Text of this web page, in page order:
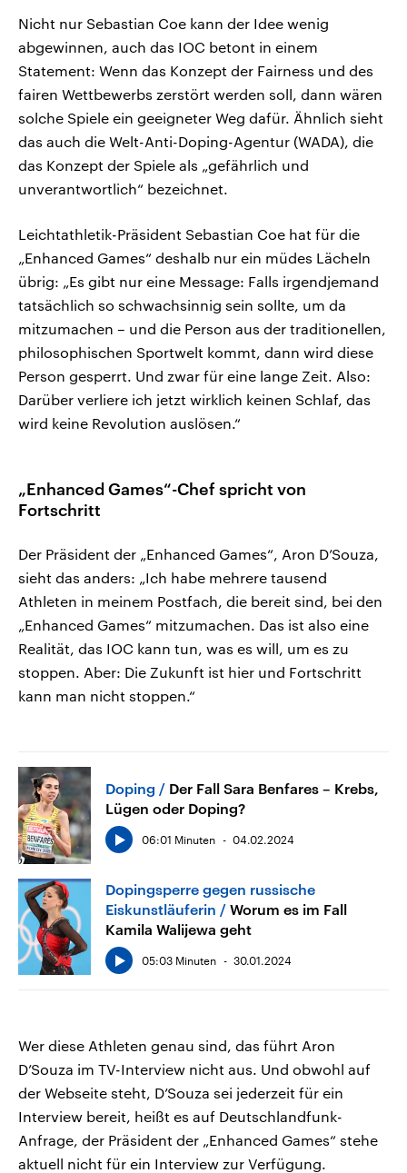
Nicht nur Sebastian Coe kann der Idee wenig
abgewinnen, auch das IOC betont in einem
Statement: Wenn das Konzept der Fairness und des
fairen Wettbewerbs zerstört werden soll, dann wären
solche Spiele ein geeigneter Weg dafür. Ähnlich sieht
das auch die Welt-Anti-Doping-Agentur (WADA), die
das Konzept der Spiele als „gefährlich und
unverantwortlich“ bezeichnet.
Leichtathletik-Präsident Sebastian Coe hat für die
„Enhanced Games“ deshalb nur ein müdes Lächeln
übrig: „Es gibt nur eine Message: Falls irgendjemand
tatsächlich so schwachsinnig sein sollte, um da
mitzumachen – und die Person aus der traditionellen,
philosophischen Sportwelt kommt, dann wird diese
Person gesperrt. Und zwar für eine lange Zeit. Also:
Darüber verliere ich jetzt wirklich keinen Schlaf, das
wird keine Revolution auslösen.“
„Enhanced Games“-Chef spricht von
Fortschritt
Der Präsident der „Enhanced Games“, Aron D’Souza,
sieht das anders: „Ich habe mehrere tausend
Athleten in meinem Postfach, die bereit sind, bei den
„Enhanced Games“ mitzumachen. Das ist also eine
Realität, das IOC kann tun, was es will, um es zu
stoppen. Aber: Die Zukunft ist hier und Fortschritt
kann man nicht stoppen.“
Doping
Der Fall Sara Benfares – Krebs,
Lügen oder Doping?
06:01 Minuten 04.02.2024
Dopingsperre gegen russische
Eiskunstläuferin
Worum es im Fall
Kamila Walijewa geht
05:03 Minuten 30.01.2024
Wer diese Athleten genau sind, das führt Aron
D’Souza im TV-Interview nicht aus. Und obwohl auf
der Webseite steht, D’Souza sei jederzeit für ein
Interview bereit, heißt es auf Deutschlandfunk-
Anfrage, der Präsident der „Enhanced Games“ stehe
aktuell nicht für ein Interview zur Verfügung.